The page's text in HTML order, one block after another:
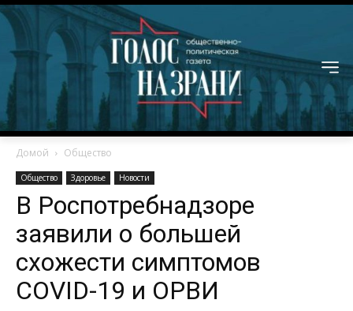
Домой Общество
Общество Здоровье Новости
В Роспотребнадзоре
заявили о большей
схожести симптомов
COVID-19 и ОРВИ